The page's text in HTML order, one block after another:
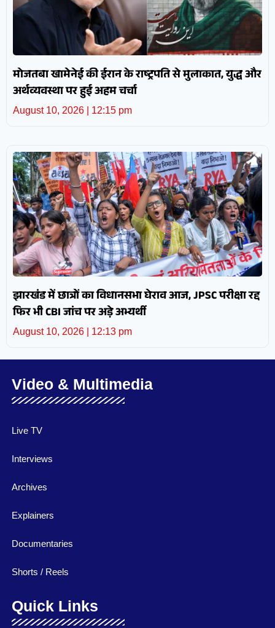
मोजतबा खामेनेई की ईरान के राष्ट्रपति से मुलाकात, युद्ध और
अर्थव्यवस्था पर हुई अहम चर्चा
August 10, 2026 12:15 pm
झारखंड में छात्रों का विधानसभा घेराव आज, JPSC परीक्षा रद्द
फिर भी CBI जांच पर अड़े अभ्यर्थी
August 10, 2026 12:13 pm
Video & Multimedia
Live TV
Interviews
Archives
Explainers
Documentaries
Shorts / Reels
Quick Links